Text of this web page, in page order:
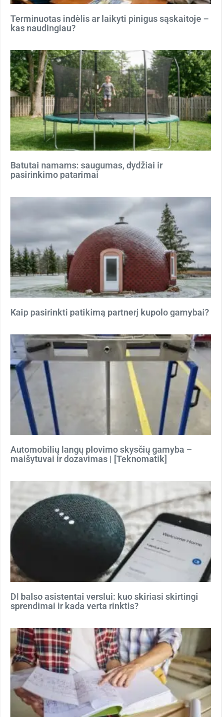
Terminuotas indėlis ar laikyti pinigus sąskaitoje –
kas naudingiau?
Batutai namams: saugumas, dydžiai ir
pasirinkimo patarimai
Kaip pasirinkti patikimą partnerį kupolo gamybai?
Automobilių langų plovimo skysčių gamyba –
maišytuvai ir dozavimas | [Teknomatik]
DI balso asistentai verslui: kuo skiriasi skirtingi
sprendimai ir kada verta rinktis?